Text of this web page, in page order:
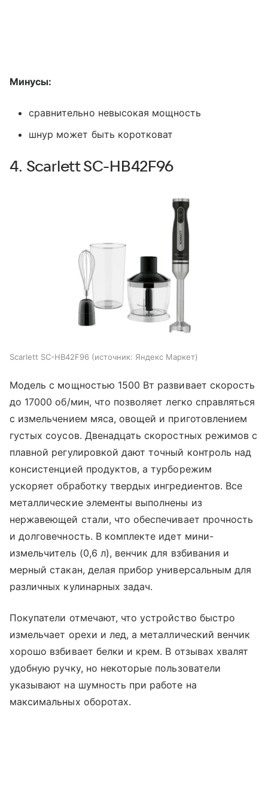
Минусы:
сравнительно невысокая мощность
шнур может быть коротковат
4. Scarlett SC-HB42F96
Scarlett SC-HB42F96 источник: Яндекс Маркет
Модель с мощностью 1500 Вт развивает скорость
до 17000 об/мин, что позволяет легко справляться
с измельчением мяса, овощей и приготовлением
густых соусов. Двенадцать скоростных режимов с
плавной регулировкой дают точный контроль над
консистенцией продуктов, а турборежим
ускоряет обработку твердых ингредиентов. Все
металлические элементы выполнены из
нержавеющей стали, что обеспечивает прочность
и долговечность. В комплекте идет мини-
измельчитель (0,6 л), венчик для взбивания и
мерный стакан, делая прибор универсальным для
различных кулинарных задач.
Покупатели отмечают, что устройство быстро
измельчает орехи и лед, а металлический венчик
хорошо взбивает белки и крем. В отзывах хвалят
удобную ручку, но некоторые пользователи
указывают на шумность при работе на
максимальных оборотах.